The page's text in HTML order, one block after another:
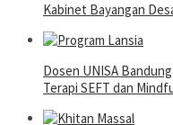
Kabinet Bayangan
Dosen UNISA
Terapi SEFT dan